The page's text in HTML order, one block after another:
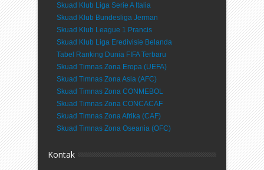
Skuad Klub Liga Serie A Italia
Skuad Klub Bundesliga Jerman
Skuad Klub League 1 Prancis
Skuad Klub Liga Eredivisie Belanda
Tabel Ranking Dunia FIFA Terbaru
Skuad Timnas Zona Eropa (UEFA)
Skuad Timnas Zona Asia (AFC)
Skuad Timnas Zona CONMEBOL
Skuad Timnas Zona CONCACAF
Skuad Timnas Zona Afrika (CAF)
Skuad Timnas Zona Oseania (OFC)
Kontak